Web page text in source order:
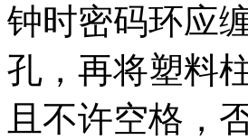
钟时密码环应
孔，再将塑料
且不许空格，